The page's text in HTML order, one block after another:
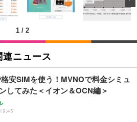
ス 通気性メッシュ 在宅ワーク H-WY01
黒足)
オフィスチェア／デスクチェア メッシ
間工学 疲れない ブラック
ィスチェア デスクチェア 疲れない テレ
強化バックレスト 30度ロッキング機
椅子 腰サポート 90度跳ね上げ式アーム
ス向けプレミアムモニター | FlexScan
ゲーミングモニター DualSense 充電
CFI-ZDM1J）
シック ペットシーツ 厚型 ワイド 42枚
ホワイト(吸収面:ライトブルー)
イフ ネオ・オムツ L 中型犬用 26枚入
1 / 2
連ニュース
安SIMを使う！MVNOで料金シミュ
してみた＜イオン＆OCN編＞